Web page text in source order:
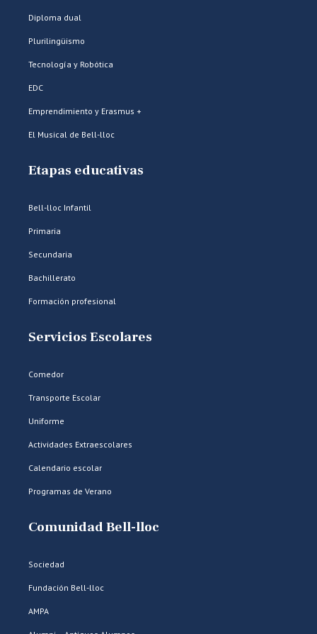
Diploma dual
Plurilingüismo
Tecnología y Robótica
EDC
Emprendimiento y Erasmus +
El Musical de Bell-lloc
Etapas educativas
Bell-lloc Infantil
Primaria
Secundaria
Bachillerato
Formación profesional
Servicios Escolares
Comedor
Transporte Escolar
Uniforme
Actividades Extraescolares
Calendario escolar
Programas de Verano
Comunidad Bell-lloc
Sociedad
Fundación Bell-lloc
AMPA